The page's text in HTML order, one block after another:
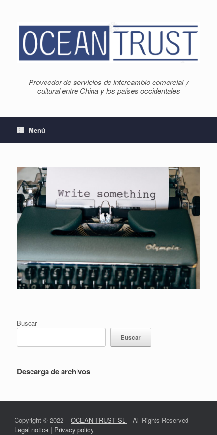
Proveedor de servicios de intercambio comercial y
cultural entre China y los países occidentales
Menú
Buscar
Buscar
Descarga de archivos
Copyright © 2022 –OCEAN TRUST SL – All Rights Reserved
Legal notice | Privacy policy